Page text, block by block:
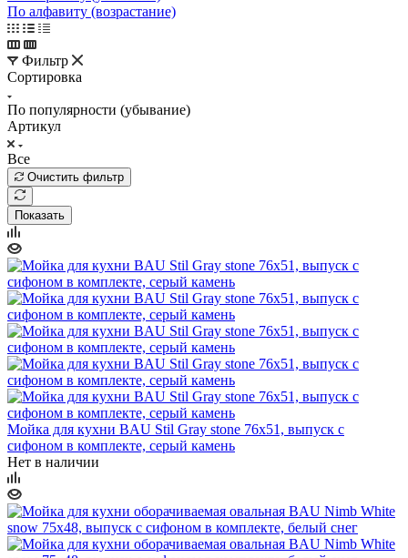
По алфавиту (возрастание)
Фильтр
Сортировка
По популярности (убывание)
Артикул
Все
Очистить фильтр
Показать
Мойка для кухни BAU Stil Gray stone 76х51, выпуск с
сифоном в комплекте, серый камень
Нет в наличии